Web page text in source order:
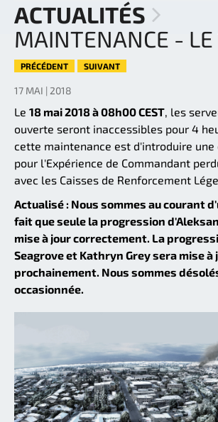
ACTUALITÉS
MAINTENANCE -
PRÉCÉDENT SUIVANT
17 MAI | 2018
Le 18 mai 2018 à 08h00 CEST, les
ouverte seront inaccessibles pour 4
cette maintenance est d'introduire une
pour l'Expérience de Commandant
avec les Caisses de Renforcement
Actualisé : Nous sommes au courant
fait que seule la progression
mise à jour correctement. La
Seagrove et Kathryn Grey sera mise à
prochainement. Nous sommes
occasionnée.